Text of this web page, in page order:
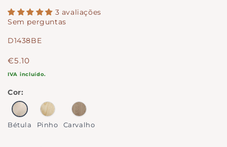
3 avaliações
Sem perguntas
SKU:
D1438BE
Preço
normal
€5.10
IVA incluído.
Cor:
Bétula
Bétula
Pinho
Pinho
Carvalho
Carvalho